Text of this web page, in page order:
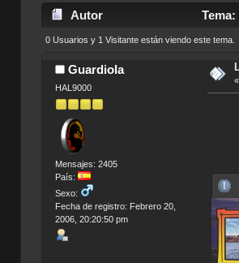
Autor
0 Usuarios y 1 Visitante están viendo este tema.
Guardiola
HAL9000
Mensajes: 2405
País:
Sexo:
Fecha de registro: Febrero 20,
2006, 20:20:50 pm
«